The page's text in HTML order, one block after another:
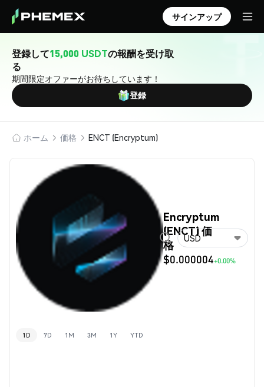
サインアップ
登録して15,000 USDTの報酬を受け取
る
期間限定オファーがお待ちしています！
登録
ホーム 価格 ENCT (Encryptum)
Encryptum
(ENCT) 価
格
$0.000004+0.00%
USD
1D 7D 1M 3M 1Y YTD